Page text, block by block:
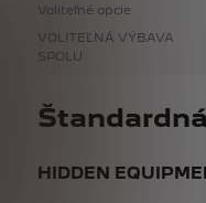
Voliteľné opcie
VOLITEĽNÁ VÝBAVA
SPOLU
HIDDEN